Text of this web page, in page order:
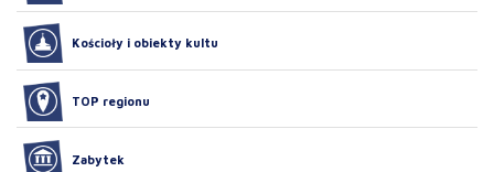
Kościoły i obiekty kultu
TOP regionu
Zabytek